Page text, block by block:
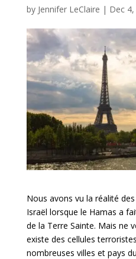
by Jennifer LeClaire | Dec
Nous avons vu la réalité
Israël lorsque le Hamas a
de la Terre Sainte. Mais ne
existe des cellules
nombreuses villes et pays